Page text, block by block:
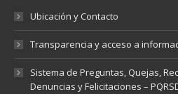
Ubicación y Contacto
Transparencia y acceso a
Sistema de Preguntas, Quejas,
Denuncias y Felicitaciones –